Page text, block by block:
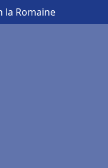
la Romaine